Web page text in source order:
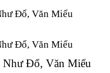
Đổ, Văn Miếu
Đổ, Văn Miếu​​​​
Như Đổ, Văn Miếu​​​​